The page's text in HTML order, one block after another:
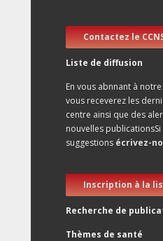
Contactez le
Liste de diffusion
En vous abnnant à
vous receverez les
centre ainsi que des
nouvelles
suggestions écrivez-
Inscription à la
Recherche de
Thèmes de santé